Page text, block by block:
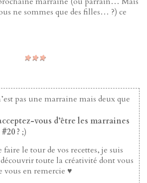
ne sommes que des filles… ?) ce
pas une marraine mais deux que
vous d’être les marraines
? ;)
faire le tour de vos recettes, je suis
toute la créativité dont vous
vous en remercie ♥